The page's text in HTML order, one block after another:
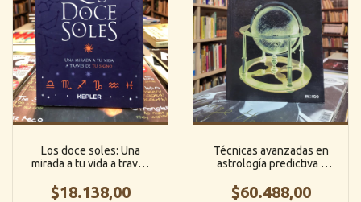
Los doce soles: Una
mirada a tu vida a través
$18.138,00
Técnicas avanzadas en
astrología predictiva -
$60.488,00